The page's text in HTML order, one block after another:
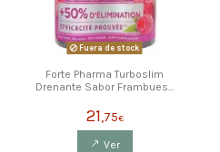
Fuera de stock
Forte Pharma Turboslim
Drenante Sabor Frambuesa
21,75€
Ver